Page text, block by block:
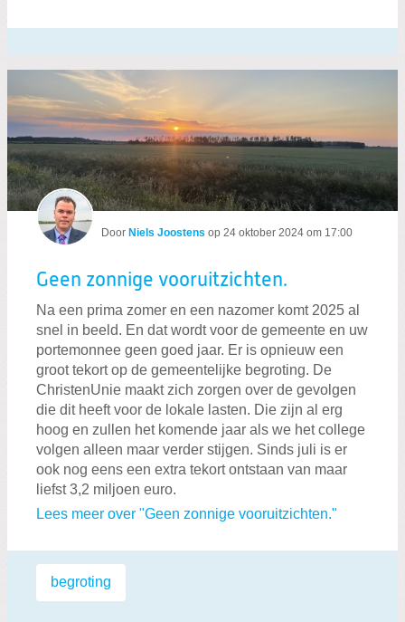
Door Niels Joostens op 24 oktober 2024 om 17:00
Geen zonnige vooruitzichten.
Na een prima zomer en een nazomer komt 2025 al
snel in beeld. En dat wordt voor de gemeente en uw
portemonnee geen goed jaar. Er is opnieuw een
groot tekort op de gemeentelijke begroting. De
ChristenUnie maakt zich zorgen over de gevolgen
die dit heeft voor de lokale lasten. Die zijn al erg
hoog en zullen het komende jaar als we het college
volgen alleen maar verder stijgen. Sinds juli is er
ook nog eens een extra tekort ontstaan van maar
liefst 3,2 miljoen euro.
Lees meer over "Geen zonnige vooruitzichten."
Labels:
begroting